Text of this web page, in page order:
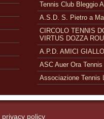
Tennis Club Bleggio
A.S.D. S. Pietro a
CIRCOLO TENNIS
VIRTUS DOZZA
A.P.D. AMICI
ASC Auer Ora Tennis
Associazione Tennis
privacy policy